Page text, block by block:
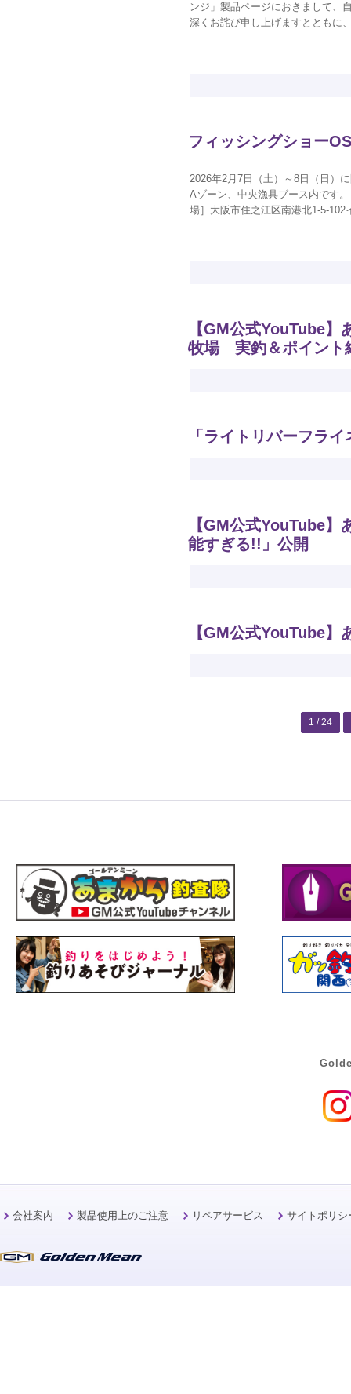
ンジ」製品ページにおきまして、
深くお詫び申し上げますとともに
フィッシングショー
2026年2月7日（土）～8日（日）
Aゾーン、中央漁具ブース内です
場］大阪市住之江区南港北1-5-
【GM公式YouTube
牧場 実釣＆ポイント
「ライトリバーフラ
【GM公式YouTube
能すぎる!!」公開
【GM公式YouTube
1 / 24
会社案内 製品使用上のご注意 リペアサービス サイトポリシ